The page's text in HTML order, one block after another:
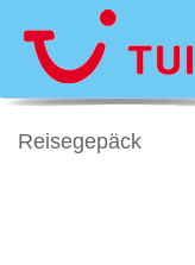
Reisegepäck